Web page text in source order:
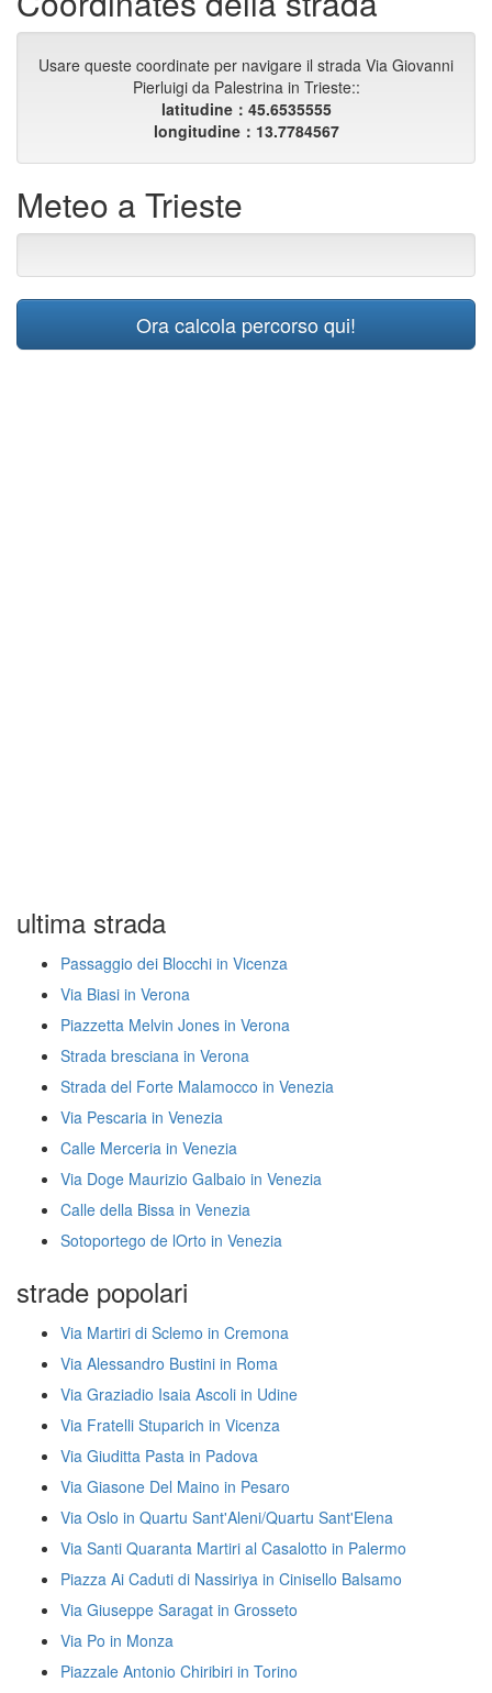
Usare queste coordinate per navigare il strada Via Giovanni
Pierluigi da Palestrina in Trieste::
latitudine：45.6535555
longitudine：13.7784567
Meteo a Trieste
Ora calcola percorso qui!
ultima strada
Passaggio dei Blocchi in Vicenza
Via Biasi in Verona
Piazzetta Melvin Jones in Verona
Strada bresciana in Verona
Strada del Forte Malamocco in Venezia
Via Pescaria in Venezia
Calle Merceria in Venezia
Via Doge Maurizio Galbaio in Venezia
Calle della Bissa in Venezia
Sotoportego de lOrto in Venezia
strade popolari
Via Martiri di Sclemo in Cremona
Via Alessandro Bustini in Roma
Via Graziadio Isaia Ascoli in Udine
Via Fratelli Stuparich in Vicenza
Via Giuditta Pasta in Padova
Via Giasone Del Maino in Pesaro
Via Oslo in Quartu Sant'Aleni/Quartu Sant'Elena
Via Santi Quaranta Martiri al Casalotto in Palermo
Piazza Ai Caduti di Nassiriya in Cinisello Balsamo
Via Giuseppe Saragat in Grosseto
Via Po in Monza
Piazzale Antonio Chiribiri in Torino